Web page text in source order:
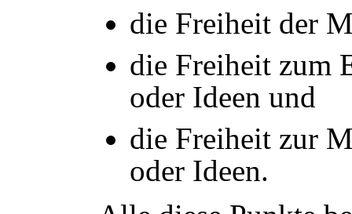
die Freiheit der
die Freiheit zum
oder Ideen und
die Freiheit zur
oder Ideen.